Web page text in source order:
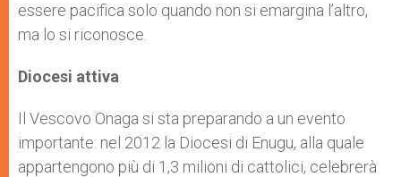
essere pacifica solo quando non si emargina l’altro,
ma lo si riconosce.
Diocesi attiva
Il Vescovo Onaga si sta preparando a un evento
importante: nel 2012 la Diocesi di Enugu, alla quale
appartengono più di 1,3 milioni di cattolici, celebrerà